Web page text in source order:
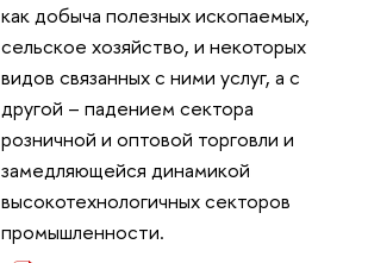
как добыча полезных ископаемых,
сельское хозяйство, и некоторых
видов связанных с ними услуг, а с
другой – падением сектора
розничной и оптовой торговли и
замедляющейся динамикой
высокотехнологичных секторов
промышленности.